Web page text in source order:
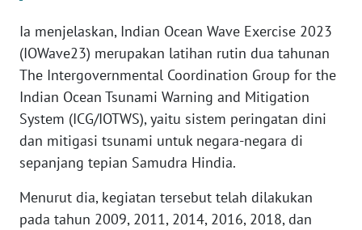
Ia menjelaskan, Indian Ocean Wave Exercise 2023
(IOWave23) merupakan latihan rutin dua tahunan
The Intergovernmental Coordination Group for the
Indian Ocean Tsunami Warning and Mitigation
System (ICG/IOTWS), yaitu sistem peringatan dini
dan mitigasi tsunami untuk negara-negara di
sepanjang tepian Samudra Hindia.
Menurut dia, kegiatan tersebut telah dilakukan
pada tahun 2009, 2011, 2014, 2016, 2018, dan
REDAKSI
KARIR
DISCLAIMER
Wahana
News
Regional